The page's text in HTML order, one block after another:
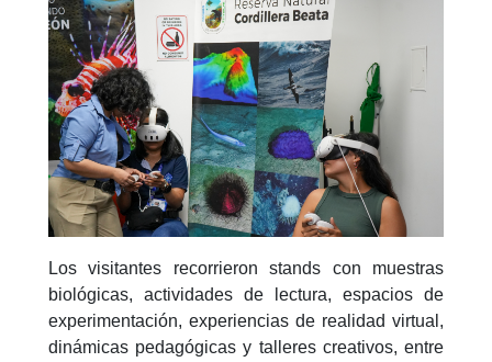
Los visitantes recorrieron stands con muestras
biológicas, actividades de lectura, espacios de
experimentación, experiencias de realidad virtual,
dinámicas pedagógicas y talleres creativos, entre